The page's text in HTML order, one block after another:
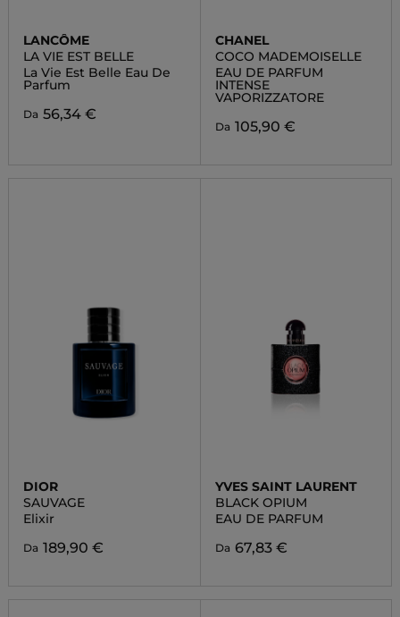
LANCÔME
LA VIE EST BELLE
La Vie Est Belle Eau De
Parfum
Da 56,34 €
CHANEL
COCO MADEMOISELLE
EAU DE PARFUM
INTENSE
VAPORIZZATORE
Da 105,90 €
DIOR
SAUVAGE
Elixir
Da 189,90 €
YVES SAINT LAURENT
BLACK OPIUM
EAU DE PARFUM
Da 67,83 €